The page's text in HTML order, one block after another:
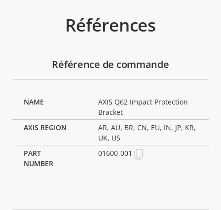
Références
Référence de commande
AXIS Q62 Impact Protection
Bracket
AR, AU, BR, CN, EU, IN, JP, KR,
UK, US
01600-001